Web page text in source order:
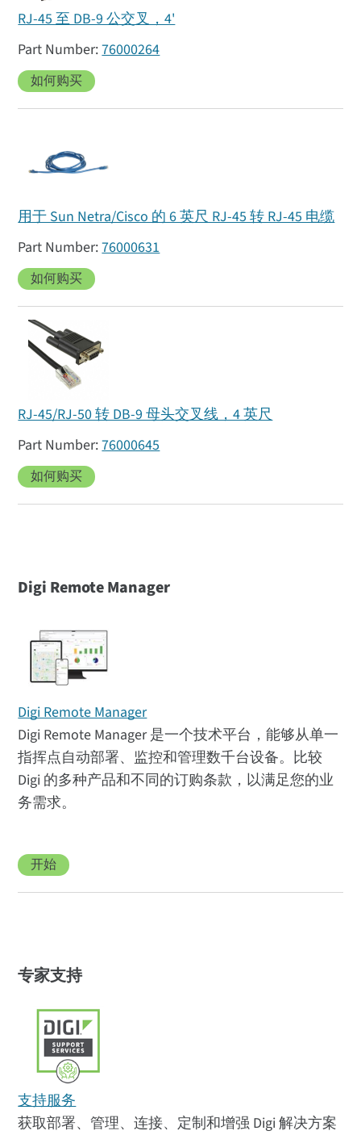
RJ-45 至 DB-9 公交叉，4'
76000264
如何购买
用于 Sun Netra/Cisco 的 6 英尺 RJ-45 转 RJ-45 电缆
76000631
如何购买
RJ-45/RJ-50 转 DB-9 母头交叉线，4 英尺
76000645
如何购买
Digi Remote Manager
Digi Remote Manager
Digi Remote Manager 是一个技术平台，能够从单一
指挥点自动部署、监控和管理数千台设备。比较
Digi 的多种产品和不同的订购条款，以满足您的业
务需求。
开始
专家支持
支持服务
获取部署、管理、连接、定制和增强 Digi 解决方案